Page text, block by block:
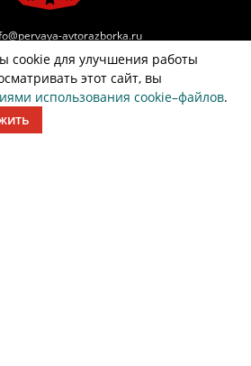
avtorazborka.ru
Советский р-н, ул. Большая 1Д
территория Промышленная,
р-он, Воронежская обл.
cookie для улучшения работы
этот сайт, вы
использования cookie–файлов.